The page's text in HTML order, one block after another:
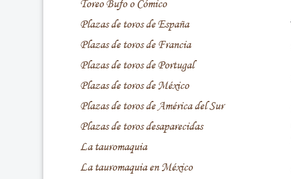
Toreo Bufo o Cómico
Plazas de toros de España
Plazas de toros de Francia
Plazas de toros de Portugal
Plazas de toros de México
Plazas de toros de América del Sur
Plazas de toros desaparecidas
La tauromaquia
La tauromaquia en México